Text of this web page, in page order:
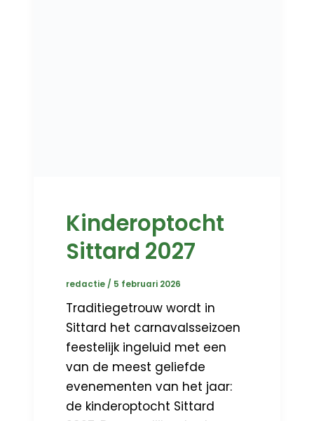
Kinderoptocht
Sittard 2027
redactie / 5 februari 2026
Traditiegetrouw wordt in
Sittard het carnavalsseizoen
feestelijk ingeluid met een
van de meest geliefde
evenementen van het jaar:
de kinderoptocht Sittard